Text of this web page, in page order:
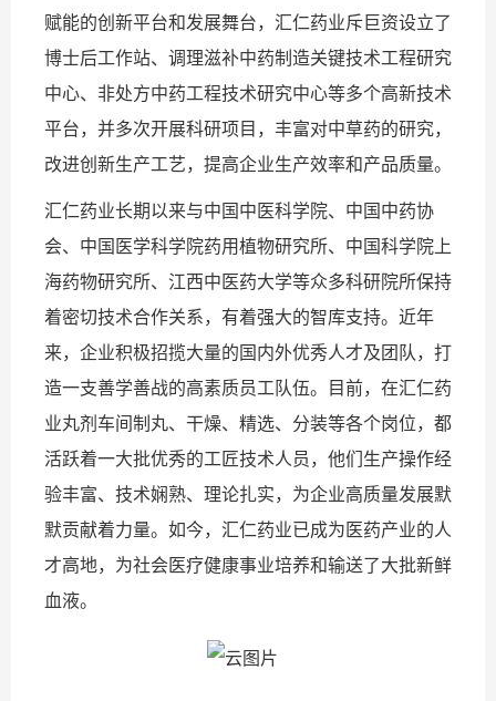
赋能的创新平台和发展舞台，汇仁药业斥巨资设立了
博士后工作站、调理滋补中药制造关键技术工程研究
中心、非处方中药工程技术研究中心等多个高新技术
平台，并多次开展科研项目，丰富对中草药的研究，
改进创新生产工艺，提高企业生产效率和产品质量。
汇仁药业长期以来与中国中医科学院、中国中药协
会、中国医学科学院药用植物研究所、中国科学院上
海药物研究所、江西中医药大学等众多科研院所保持
着密切技术合作关系，有着强大的智库支持。近年
来，企业积极招揽大量的国内外优秀人才及团队，打
造一支善学善战的高素质员工队伍。目前，在汇仁药
业丸剂车间制丸、干燥、精选、分装等各个岗位，都
活跃着一大批优秀的工匠技术人员，他们生产操作经
验丰富、技术娴熟、理论扎实，为企业高质量发展默
默贡献着力量。如今，汇仁药业已成为医药产业的人
才高地，为社会医疗健康事业培养和输送了大批新鲜
血液。